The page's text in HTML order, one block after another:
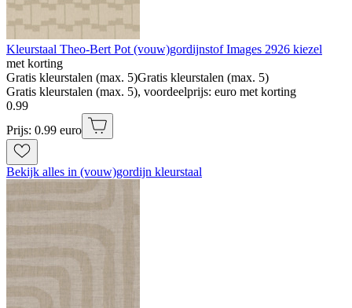
Kleurstaal Theo-Bert Pot (vouw)gordijnstof Images 2926 kiezel
met korting
Gratis kleurstalen (max. 5)Gratis kleurstalen (max. 5)
Gratis kleurstalen (max. 5), voordeelprijs: euro met korting
0.99
Prijs: 0.99 euro
Bekijk alles in (vouw)gordijn kleurstaal